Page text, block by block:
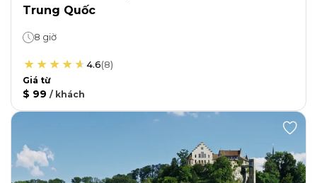
Trung Quốc
8 giờ
4.6(8)
Giá từ
$ 99 / khách